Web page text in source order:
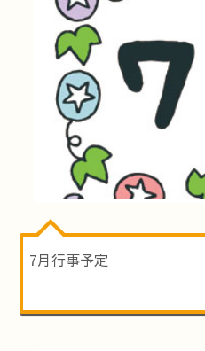
7月行事予定